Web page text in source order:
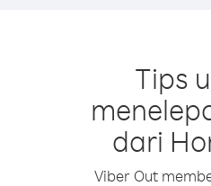
Tips
dari
Viber Out